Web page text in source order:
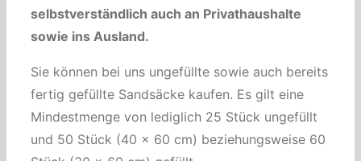
selbstverständlich auch an Privathaushalte
sowie ins Ausland.
Sie können bei uns ungefüllte sowie auch bereits
fertig gefüllte Sandsäcke kaufen. Es gilt eine
Mindestmenge von lediglich 25 Stück ungefüllt
und 50 Stück (40 x 60 cm) beziehungsweise 60